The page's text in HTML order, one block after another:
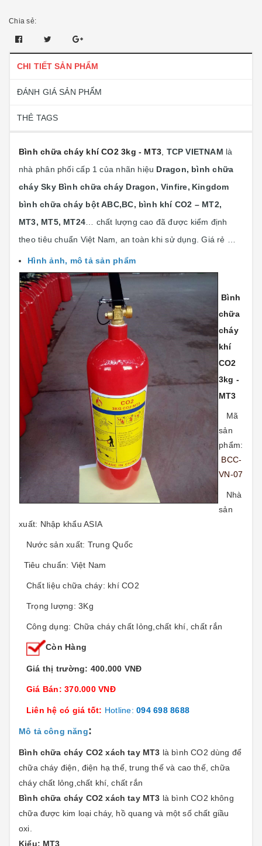
Chia sẻ:
CHI TIẾT SẢN PHẨM
ĐÁNH GIÁ SẢN PHẨM
THẺ TAGS
Bình chữa cháy khí CO2 3kg - MT3 TCP VIETNAM là
nhà phân phối cấp 1 của nhãn hiệu Dragon, bình chữa
cháy Sky Bình chữa cháy Dragon, Vinfire, Kingdom
bình chữa cháy bột ABC,BC, bình khí CO2 – MT2,
MT3, MT5, MT24 … chất lượng cao đã được kiểm định
theo tiêu chuẩn Việt Nam, an toàn khi sử dụng. Giá rẻ …
Hình ảnh, mô tả sản phẩm
Bình
chữa
cháy
khí
CO2
3kg -
MT3
Mã
sản
phẩm:
BCC-
VN-07
Nhà
sản
xuất: Nhập khẩu ASIA
Nước sản xuất: Trung Quốc
Tiêu chuẩn: Việt Nam
Chất liệu chữa cháy: khí CO2
Trọng lượng: 3Kg
Công dụng: Chữa cháy chất lỏng,chất khí, chất rắn
Còn Hàng
Giá thị trường: 400.000 VNĐ
Giá Bán: 370.000 VNĐ
Liên hệ có giá tốt: Hotline: 094 698 8688
Mô tả công năng:
Bình chữa cháy CO2 xách tay MT3 là bình CO2 dùng để
chữa cháy điện, điện hạ thế, trung thế và cao thế,chữa
cháy chất lỏng,chất khí, chất rắn
Bình chữa cháy CO2 xách tay MT3 là bình CO2 không
chữa được kim loại cháy, hồ quang và một số chất giầu
oxi.
Kiểu: MT3